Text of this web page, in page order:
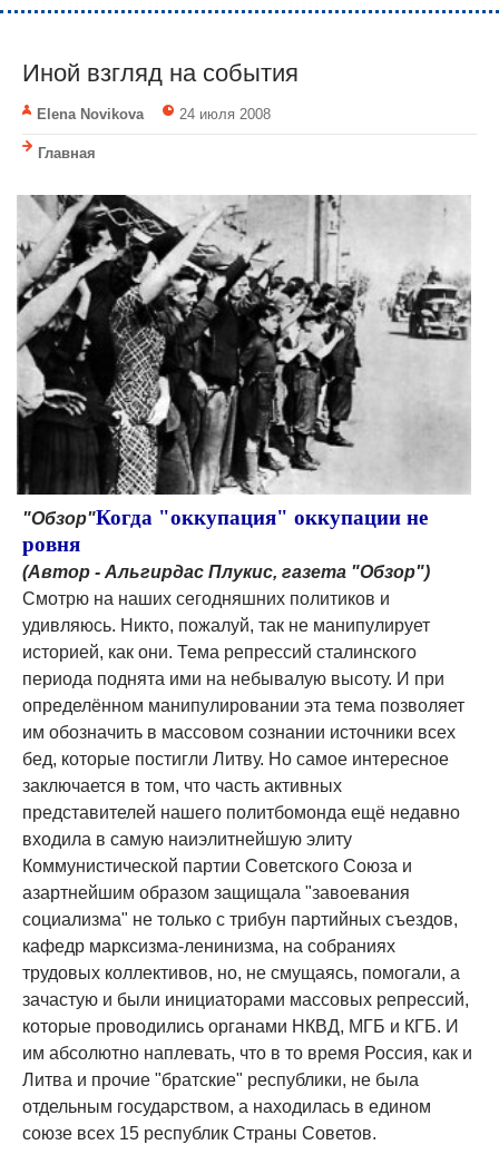
Иной взгляд на события
Elena Novikova 24 июля 2008
Главная
"Обзор"Когда "оккупация" оккупации не
ровня
(Автор - Альгирдас Плукис, газета "Обзор")
Смотрю на наших сегодняшних политиков и
удивляюсь. Никто, пожалуй, так не манипулирует
историей, как они. Тема репрессий сталинского
периода поднята ими на небывалую высоту. И при
определённом манипулировании эта тема позволяет
им обозначить в массовом сознании источники всех
бед, которые постигли Литву. Но самое интересное
заключается в том, что часть активных
представителей нашего политбомонда ещё недавно
входила в самую наиэлитнейшую элиту
Коммунистической партии Советского Союза и
азартнейшим образом защищала "завоевания
социализма" не только с трибун партийных съездов,
кафедр марксизма-ленинизма, на собраниях
трудовых коллективов, но, не смущаясь, помогали, а
зачастую и были инициаторами массовых репрессий,
которые проводились органами НКВД, МГБ и КГБ. И
им абсолютно наплевать, что в то время Россия, как и
Литва и прочие "братские" республики, не была
отдельным государством, а находилась в едином
союзе всех 15 республик Страны Советов.